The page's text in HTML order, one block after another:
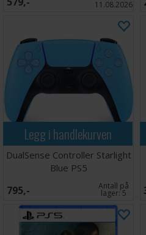
Baker-familien i et
Delta i nærkamper mot
gjenstander og utforsk
Resident Evil 7 Biohazard
13. desember 2024.
11.08.2026
Legg i handlekurven
DualSense Controller Starlight
Blue PS5
795,- Antall på
lager:5